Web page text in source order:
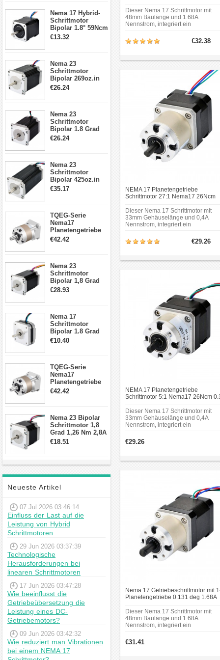
Schrittmotor
Nema 17 Hybrid-
Schrittmotor
Bipolar 1.8° 59Ncm
2A 4 Drähte mit 1m
€13.32
Nema 23
Schrittmotor
Bipolar 269oz.in
2,8A 57x57x76mm
€26.24
Nema 23
Schrittmotor
Bipolar 1.8 Grad
1.9Nm 3A 3.36V 4
€26.24
Nema 23
Schrittmotor
Bipolar 425oz.in
4.2A 57x57x114mm
€35.17
TQEG-Serie
Nema17
Planetengetriebe
5:1 Spiel 15Arc-
€42.42
Nema 23
Schrittmotor
Bipolar 1,8 Grad
2,83Nm 4 A 2,26V
€28.93
Nema 17
Schrittmotor
Bipolar 1.8 Grad
8.7Ncm 1A 3.5V 4
€10.40
TQEG-Serie
Nema17
Planetengetriebe
10:1 Spiel 15Arc-
€42.42
Nema 23 Bipolar
Schrittmotor 1,8
Grad 1,26 Nm 2,8A
2,5V 4 Drähte
€18.51
Neueste Artikel
07 Jul 2026 03:46:14
Einfluss der Last auf die
Leistung von Hybrid
Schrittmotoren
29 Jun 2026 03:37:39
Technologische
Herausforderungen bei
linearen Schrittmotoren
17 Jun 2026 03:47:28
Wie beeinflusst die
Getriebeübersetzung die
Leistung eines DC-
Getriebemotors?
09 Jun 2026 03:42:32
Wie reduziert man Vibrationen
bei einem NEMA 17
Dieser Nema 17 Schrittmotor mit
48mm Baulänge und 1.68A
Nennstrom, integriert ein
Übersetzungsverhältnis.
Rahmengröße: 42 x 42mm；
Getriebes: 27.3mm；
Schaftlänge: 20mm；Doppel-D-
€32.38
NEMA 17 Planetengetriebe
Schrittmotor 27:1 Nema17 26Ncm
Schrittmotor
Dieser Nema 17 Schrittmotor mit
33mm Gehäuselänge und 0,4A
Nennstrom, integriert ein
Übersetzungsverhältnis.
Rahmengröße: 42 x 42mm;
Getriebes: 35mm;
€29.26
NEMA 17 Planetengetriebe
Schrittmotor 5:1 Nema17 26Ncm
Dieser Nema 17 Schrittmotor mit
33mm Gehäuselänge und 0,4A
Nennstrom, integriert ein
Übersetzungsverhältnis.
Rahmengröße: 42 x 42mm;
Getriebes: 27.3mm;
27.3mm;Schaftdurchmesser:
€29.26
Nema 17 Getriebeschrittmotor mit
Planetengetriebe 0.131 deg 1.68A
Dieser Nema 17 Schrittmotor mit
48mm Baulänge und 1.68A
Nennstrom, integriert ein
Übersetzungsverhältnis.
Rahmengröße: 42 x 42mm;
€31.41